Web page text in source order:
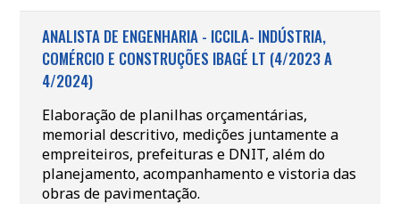
ANALISTA DE ENGENHARIA - ICCILA- INDÚSTRIA,
COMÉRCIO E CONSTRUÇÕES IBAGÉ LT (4/2023 A
4/2024)
Elaboração de planilhas orçamentárias,
memorial descritivo, medições juntamente a
empreiteiros, prefeituras e DNIT, além do
planejamento, acompanhamento e vistoria das
obras de pavimentação.